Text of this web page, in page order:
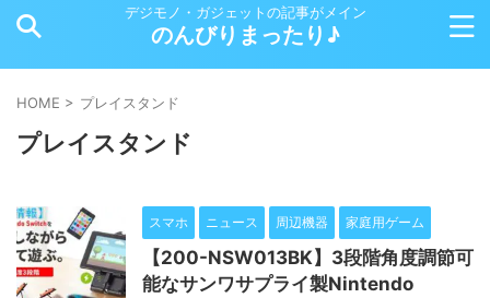
デジモノ・ガジェットの記事がメイン
のんびりまったり♪
HOME > プレイスタンド
プレイスタンド
スマホ ニュース 周辺機器 家庭用ゲーム
【200-NSW013BK】3段階角度調節可
能なサンワサプライ製Nintendo